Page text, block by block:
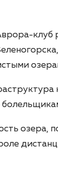
клуб
озера,